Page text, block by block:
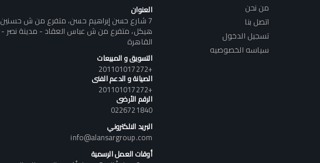
من نحن
اتصل بنا
تسجيل الدخول
سياسه الخصوصيه
العنوان
7 شارع حسن إبراهيم حسن، متفرع من ش حسنين
هيكل، متفرع من ش عباس العقاد - مدينة نصر -
القاهرة
التسويق و المبيعات
+201101017272
الصيانة و الدعم الفنى
+201101017272
الرقم الأرضى
0226721840
البريد الالكتروني
info@alansargroup.com
أوقات العمل الرسمية